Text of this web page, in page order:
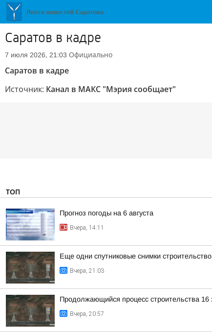
Саратов в кадре
7 июля 2026, 21:03 Официально
Саратов в кадре
Источник: Канал в МАКС "Мэрия сообщает"
ТОП
Прогноз погоды на 6 августа
Вчера, 14:11
Еще одни спутниковые снимки
Вчера, 21:03
Продолжающийся процесс строительства 16
Вчера, 20:57